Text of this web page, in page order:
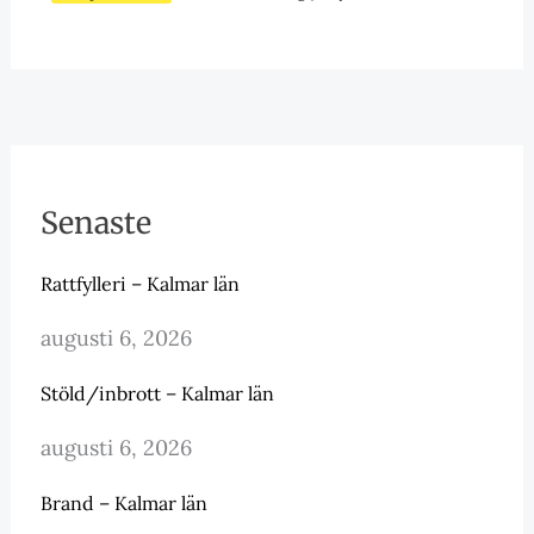
Senaste
Rattfylleri – Kalmar län
augusti 6, 2026
Stöld/inbrott – Kalmar län
augusti 6, 2026
Brand – Kalmar län